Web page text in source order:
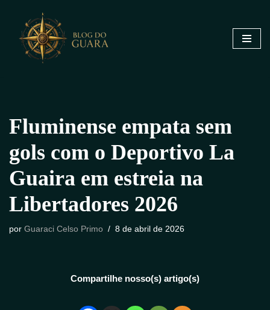
Pular
para
Fluminense empata sem
gols com o Deportivo La
Guaira em estreia na
Libertadores 2026
por Guaraci Celso Primo 8 de abril de 2026
Compartilhe nosso(s) artigo(s)